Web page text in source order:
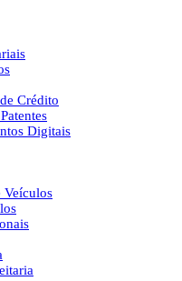
Crédito
Digitais
Veículos